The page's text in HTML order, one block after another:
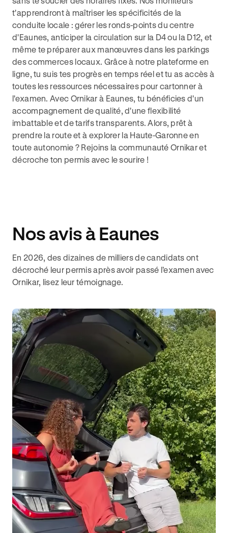
t'apprendront à maîtriser les spécificités de la
conduite locale : gérer les ronds-points du centre
d'Eaunes, anticiper la circulation sur la D4 ou la D12, et
même te préparer aux manœuvres dans les parkings
des commerces locaux. Grâce à notre plateforme en
ligne, tu suis tes progrès en temps réel et tu as accès à
toutes les ressources nécessaires pour cartonner à
l'examen. Avec Ornikar à Eaunes, tu bénéficies d'un
accompagnement de qualité, d'une flexibilité
imbattable et de tarifs transparents. Alors, prêt à
prendre la route et à explorer la Haute-Garonne en
toute autonomie ? Rejoins la communauté Ornikar et
décroche ton permis avec le sourire !
Nos avis à Eaunes
En 2026, des dizaines de milliers de candidats ont
décroché leur permis après avoir passé l’examen avec
Ornikar, lisez leur témoignage.